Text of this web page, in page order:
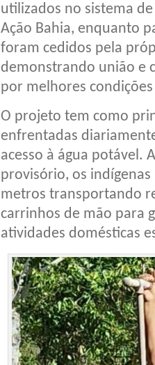
utilizados no sistema
Ação Bahia, enquanto
foram cedidos pela
demonstrando união e
por melhores
O projeto tem como
enfrentadas
acesso à água potável.
provisório, os
metros transportando
carrinhos de mão para
atividades domésticas